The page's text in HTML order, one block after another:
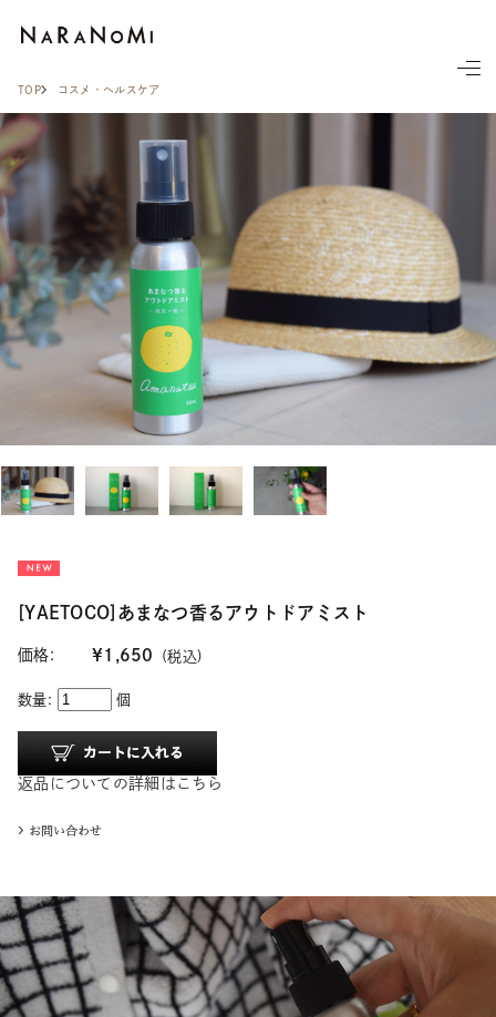
TOP コスメ・ヘルスケア
[YAETOCO]あまなつ香るアウトドアミスト
価格: ¥1,650 (税込)
数量: 個
返品についての詳細はこちら